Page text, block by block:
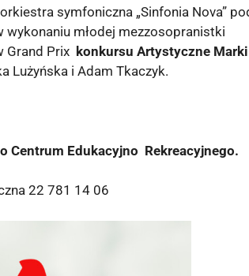
symfoniczna „Sinfonia Nova”
młodej mezzosopranistki
Grand Prix konkursu Artystyczne Marki
Lużyńska i Adam Tkaczyk.
Centrum Edukacyjno Rekreacyjnego.
22 781 14 06